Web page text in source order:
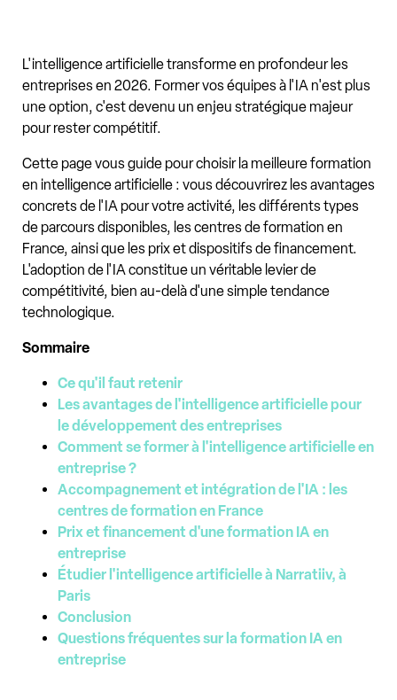
L'intelligence artificielle transforme en profondeur les
entreprises en 2026. Former vos équipes à l'IA n'est plus
une option, c'est devenu un enjeu stratégique majeur
pour rester compétitif.
Cette page vous guide pour choisir la meilleure formation
en intelligence artificielle : vous découvrirez les avantages
concrets de l'IA pour votre activité, les différents types
de parcours disponibles, les centres de formation en
France, ainsi que les prix et dispositifs de financement.
L'adoption de l'IA constitue un véritable levier de
compétitivité, bien au-delà d'une simple tendance
technologique.
Sommaire
Ce qu'il faut retenir
Les avantages de l'intelligence artificielle pour
le développement des entreprises
Comment se former à l'intelligence artificielle en
entreprise ?
Accompagnement et intégration de l'IA : les
centres de formation en France
Prix et financement d'une formation IA en
entreprise
Étudier l'intelligence artificielle à Narratiiv, à
Paris
Conclusion
Questions fréquentes sur la formation IA en
entreprise